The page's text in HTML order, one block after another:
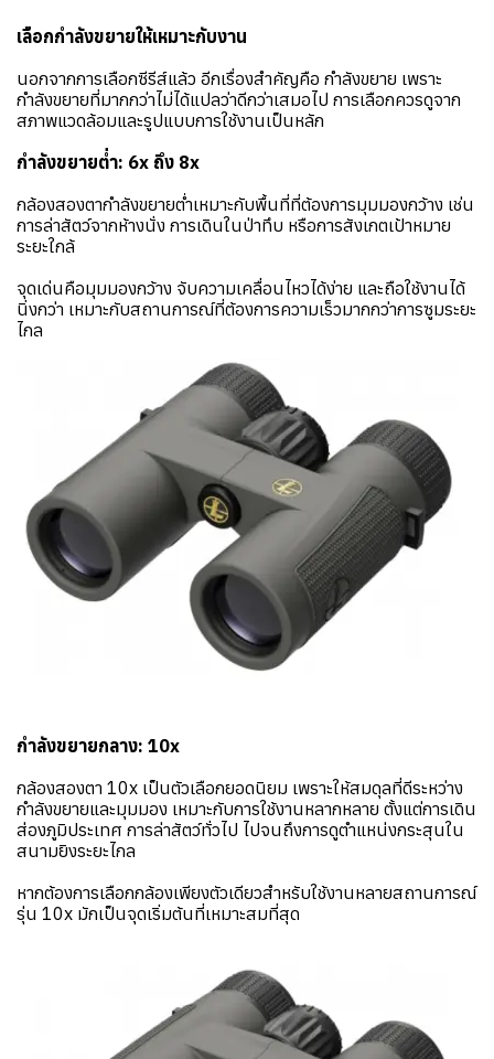
เลือกกำลังขยายให้เหมาะกับงาน
นอกจากการเลือกซีรีส์แล้ว อีกเรื่องสำคัญคือ กำลังขยาย เพราะ
กำลังขยายที่มากกว่าไม่ได้แปลว่าดีกว่าเสมอไป การเลือกควรดูจาก
สภาพแวดล้อมและรูปแบบการใช้งานเป็นหลัก
กำลังขยายต่ำ: 6x ถึง 8x
กล้องสองตากำลังขยายต่ำเหมาะกับพื้นที่ที่ต้องการมุมมองกว้าง เช่น
การล่าสัตว์จากห้างนั่ง การเดินในป่าทึบ หรือการสังเกตเป้าหมาย
ระยะใกล้
จุดเด่นคือมุมมองกว้าง จับความเคลื่อนไหวได้ง่าย และถือใช้งานได้
นิ่งกว่า เหมาะกับสถานการณ์ที่ต้องการความเร็วมากกว่าการซูมระยะ
ไกล
กำลังขยายกลาง: 10x
กล้องสองตา 10x เป็นตัวเลือกยอดนิยม เพราะให้สมดุลที่ดีระหว่าง
กำลังขยายและมุมมอง เหมาะกับการใช้งานหลากหลาย ตั้งแต่การเดิน
ส่องภูมิประเทศ การล่าสัตว์ทั่วไป ไปจนถึงการดูตำแหน่งกระสุนใน
สนามยิงระยะไกล
หากต้องการเลือกกล้องเพียงตัวเดียวสำหรับใช้งานหลายสถานการณ์
รุ่น 10x มักเป็นจุดเริ่มต้นที่เหมาะสมที่สุด